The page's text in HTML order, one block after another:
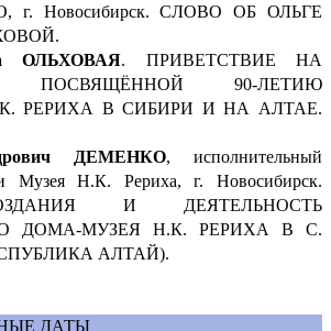
г. Новосибирск. СЛОВО ОБ ОЛЬГЕ
ОЛЬХОВАЯ. ПРИВЕТСТВИЕ НА
ПОСВЯЩЁННОЙ 90-ЛЕТИЮ
РЕРИХА В СИБИРИ И НА АЛТАЕ.
ДЕМЕНКО, исполнительный
Музея Н.К. Рериха, г. Новосибирск.
И ДЕЯТЕЛЬНОСТЬ
ДОМА-МУЗЕЯ Н.К. РЕРИХА В С.
АЛТАЙ).
ДАТЫ